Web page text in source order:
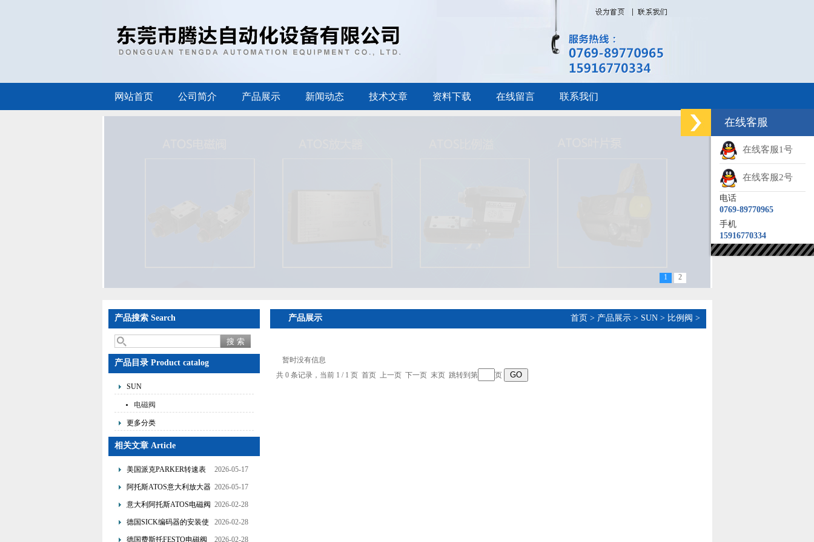
网站首页 公司简介 产品展示 新闻动态 技术文章 资料下载 在线留言 联系我们
1 2
产品搜索 Search
产品目录 Product catalog
SUN
电磁阀
更多分类
相关文章 Article
美国派克PARKER转速表
的使用说明
2026-05-17
阿托斯ATOS意大利放大器
的产品介绍
2026-05-17
意大利阿托斯ATOS电磁阀
的选型要点分享
2026-02-28
德国SICK编码器的安装使
用和主要作用讲解
2026-02-28
德国费斯托FESTO电磁阀 2026-02-28
产品展示 首页 > 产品展示> SUN> 比例阀 >
暂时没有信息
共 0 条记录，当前 1 / 1 页 首页 上一页 下一页 末页 跳转到第
页
在线客服
在线客服1号
在线客服2号
电话
0769-89770965
手机
15916770334